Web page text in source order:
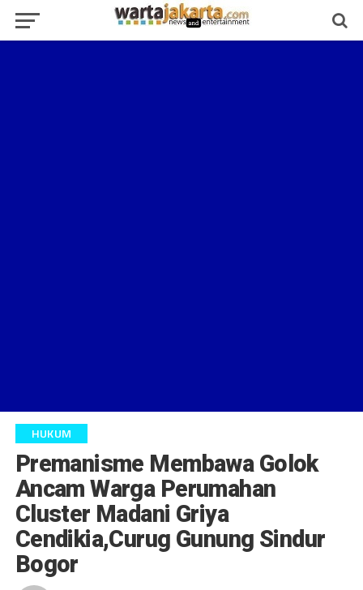
HUKUM
Premanisme Membawa Golok
Ancam Warga Perumahan
Cluster Madani Griya
Cendikia,Curug Gunung Sindur
Bogor